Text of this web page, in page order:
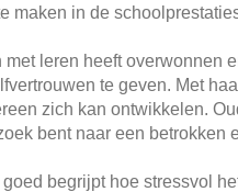
maken in de
leren heeft overwonnen
te geven. Met
zich kan ontwikkelen.
bent naar een betrokken
begrijpt hoe stressvol